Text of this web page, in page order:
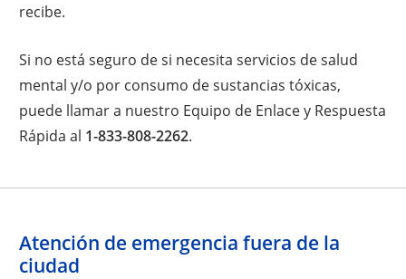
recibe.
Si no está seguro de si necesita servicios de salud
mental y/o por consumo de sustancias tóxicas,
puede llamar a nuestro Equipo de Enlace y Respuesta
Rápida al 1-833-808-2262.
Atención de emergencia fuera de la
ciudad